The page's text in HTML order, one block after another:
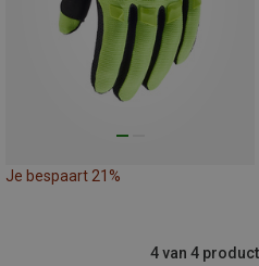
Je bespaart 21%
4 van 4